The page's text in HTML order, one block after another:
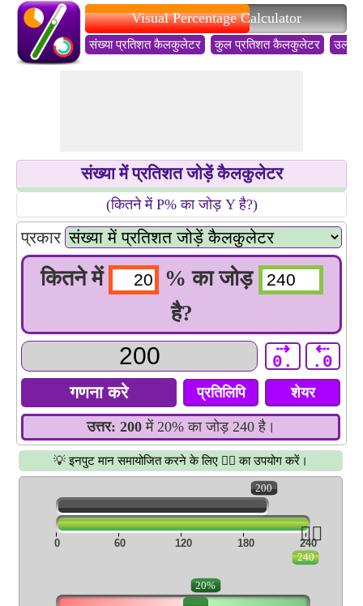
Visual Percentage Calculator
संख्या प्रतिशत कैलकुलेटर कुल प्रतिशत कैलकुलेटर उलटा
संख्या में प्रतिशत जोड़ें कैलकुलेटर
(कितने में P% का जोड़ Y है?)
प्रकार
कितने में
% का जोड़
है?
⇢
0.
⇠
.0
प्रतिलिपि शेयर
उत्तर: 200में 20% का जोड़ 240 है।
💡 इनपुट मान समायोजित करने के लिए 👆🏻 का उपयोग करें।
200
👆🏻
240
0 60 120 180 240
20%